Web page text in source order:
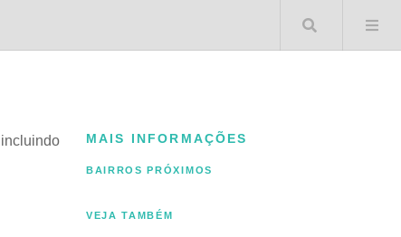
Buscar
MAIS INFORMAÇÕES
BAIRROS PRÓXIMOS
VEJA TAMBÉM